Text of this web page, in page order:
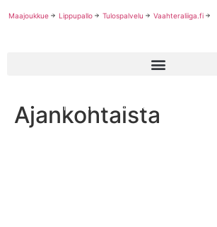
Maajoukkue Lippupallo Tulospalvelu Vaahteraliiga.fi
Ajankohtaista
Uusi vuosi tuo muutoksia Vaahteraliigan